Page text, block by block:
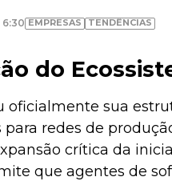
EMPRESAS TENDÊNCIAS
do
oficialmente sua
para redes de
crítica da
que agentes de